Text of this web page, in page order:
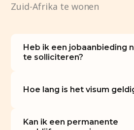
Zuid-Afrika te wonen
Heb ik een jobaanbieding
te solliciteren?
Hoe lang is het visum
Kan ik een permanente